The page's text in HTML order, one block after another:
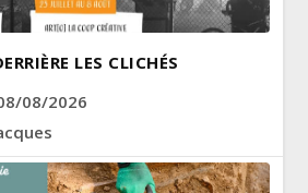
LES CLICHÉS
08/2026